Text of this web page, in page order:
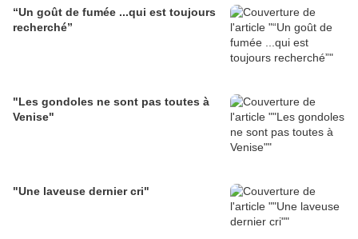
“Un goût de fumée ...qui est toujours
recherché”
"Les gondoles ne sont pas toutes à
Venise"
"Une laveuse dernier cri"